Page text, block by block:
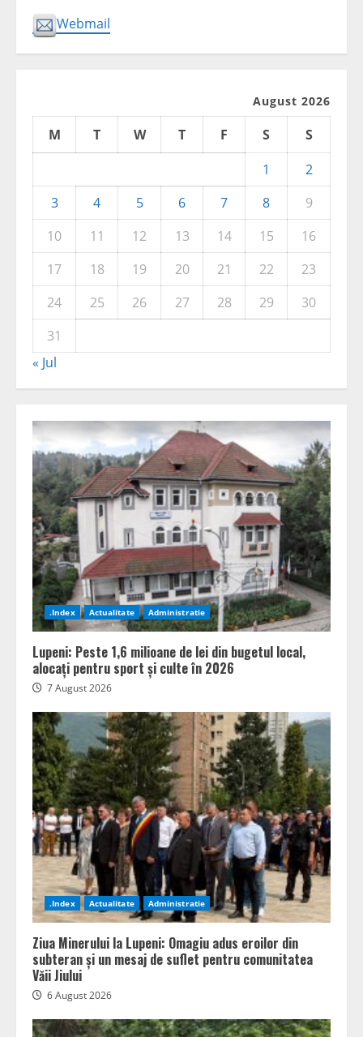
Webmail
August 2026
M T W T F S
S
1
2
3
4 5 6 7 8
9
10
11 12 13 14 15
16
17
18 19 20 21 22
23
24
25 26 27 28 29
30
31
« Jul
.Index Actualitate Administratie
Lupeni: Peste 1,6 milioane de lei din bugetul local,
alocați pentru sport și culte în 2026
7 August 2026
.Index Actualitate Administratie
Ziua Minerului la Lupeni: Omagiu adus eroilor din
subteran și un mesaj de suflet pentru comunitatea
Văii Jiului
6 August 2026